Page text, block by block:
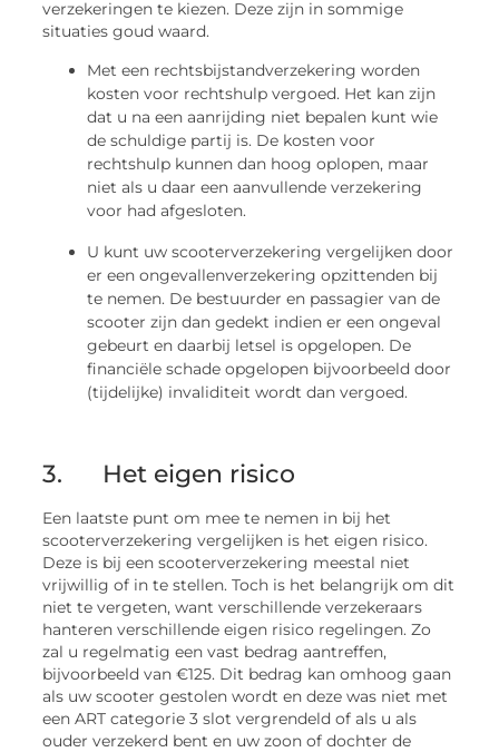
verzekeringen te kiezen. Deze zijn in sommige
situaties goud waard.
Met een rechtsbijstandverzekering worden
kosten voor rechtshulp vergoed. Het kan zijn
dat u na een aanrijding niet bepalen kunt wie
de schuldige partij is. De kosten voor
rechtshulp kunnen dan hoog oplopen, maar
niet als u daar een aanvullende verzekering
voor had afgesloten.
U kunt uw scooterverzekering vergelijken door
er een ongevallenverzekering opzittenden bij
te nemen. De bestuurder en passagier van de
scooter zijn dan gedekt indien er een ongeval
gebeurt en daarbij letsel is opgelopen. De
financiële schade opgelopen bijvoorbeeld door
(tijdelijke) invaliditeit wordt dan vergoed.
3. Het eigen risico
Een laatste punt om mee te nemen in bij het
scooterverzekering vergelijken is het eigen risico.
Deze is bij een scooterverzekering meestal niet
vrijwillig of in te stellen. Toch is het belangrijk om dit
niet te vergeten, want verschillende verzekeraars
hanteren verschillende eigen risico regelingen. Zo
zal u regelmatig een vast bedrag aantreffen,
bijvoorbeeld van €125. Dit bedrag kan omhoog gaan
als uw scooter gestolen wordt en deze was niet met
een ART categorie 3 slot vergrendeld of als u als
ouder verzekerd bent en uw zoon of dochter de